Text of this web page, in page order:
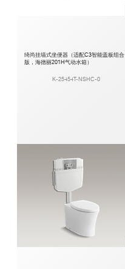
绮尚挂墙式坐便器（适配C3智能盖板组合
版，海德丽201H气动水箱）
K-25454T-NSHC-0